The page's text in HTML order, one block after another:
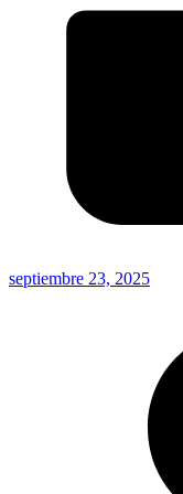
septiembre 23, 2025